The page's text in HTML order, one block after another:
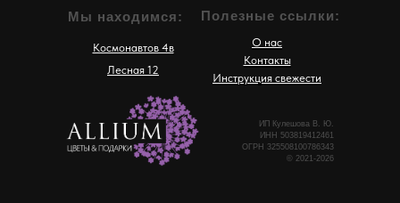
Полезные ссылки:
ИП Кулешова В. Ю.
ИНН 503819412461
ОГРН 325508100786343
© 2021-2026
Инструкция свежести
Контакты
О нас
Лесная 12
Мы находимся:
Космонавтов 4в